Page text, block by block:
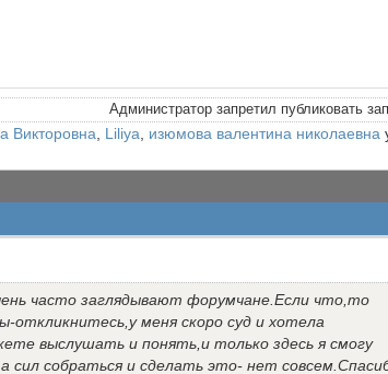
Администратор запретил публиковать
Викторовна Liliya изюмова валентина николаевна
часто заглядывают форумчане.Если что,то
откликнитесь,у меня скоро суд и хотела
выслушать и понять,и только здесь я смогу
сил собраться и сделать это- нет